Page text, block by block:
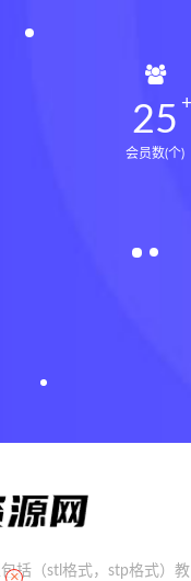
25
会员数(个)
包括（stl格式，stp格式）教
×